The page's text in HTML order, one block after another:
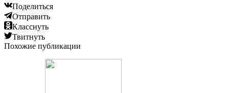
Поделиться
Отправить
Класснуть
Твитнуть
Похожие публикации